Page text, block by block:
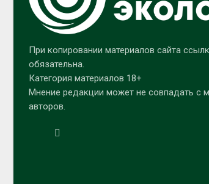
При копировании материалов сайта
обязательна.
Категория материалов 18+
Мнение редакции может не совпадать с
авторов.